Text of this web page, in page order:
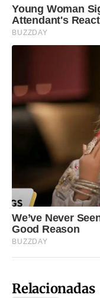
Relacionadas